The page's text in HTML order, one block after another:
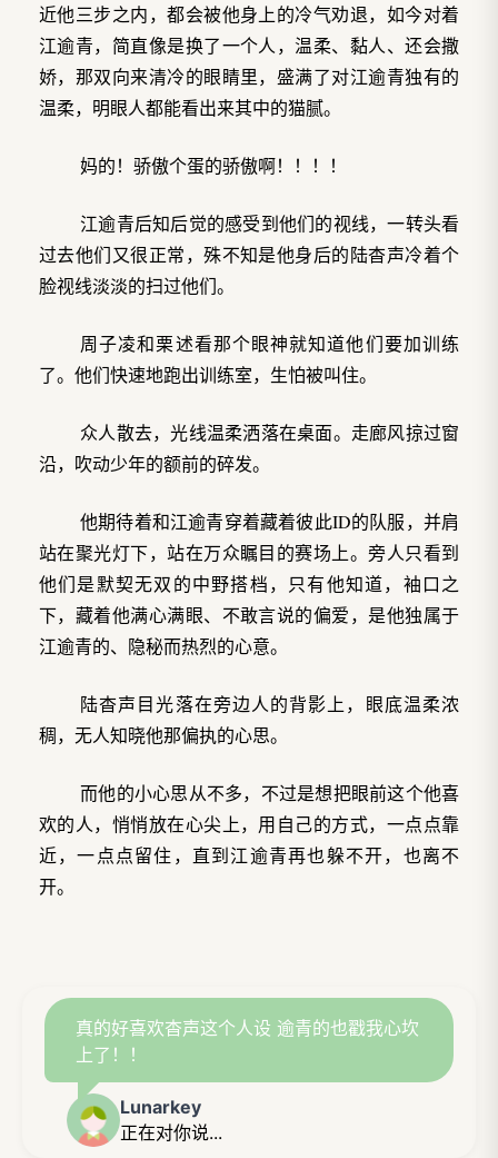
近他三步之内，都会被他身上的冷气劝退，如今对着
江逾青，简直像是换了一个人，温柔、黏人、还会撒
娇，那双向来清冷的眼睛里，盛满了对江逾青独有的
温柔，明眼人都能看出来其中的猫腻。
妈的！骄傲个蛋的骄傲啊！！！！
江逾青后知后觉的感受到他们的视线，一转头看
过去他们又很正常，殊不知是他身后的陆杳声冷着个
脸视线淡淡的扫过他们。
周子凌和栗述看那个眼神就知道他们要加训练
了。他们快速地跑出训练室，生怕被叫住。
众人散去，光线温柔洒落在桌面。走廊风掠过窗
沿，吹动少年的额前的碎发。
他期待着和江逾青穿着藏着彼此ID的队服，并肩
站在聚光灯下，站在万众瞩目的赛场上。旁人只看到
他们是默契无双的中野搭档，只有他知道，袖口之
下，藏着他满心满眼、不敢言说的偏爱，是他独属于
江逾青的、隐秘而热烈的心意。
陆杳声目光落在旁边人的背影上，眼底温柔浓
稠，无人知晓他那偏执的心思。
而他的小心思从不多，不过是想把眼前这个他喜
欢的人，悄悄放在心尖上，用自己的方式，一点点靠
近，一点点留住，直到江逾青再也躲不开，也离不
开。
真的好喜欢杳声这个人设 逾青的也戳我心坎
上了！！
Lunarkey
正在对你说...